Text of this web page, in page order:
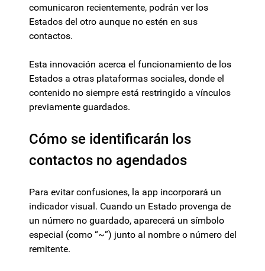
comunicaron recientemente, podrán ver los
Estados del otro aunque no estén en sus
contactos.
Esta innovación acerca el funcionamiento de los
Estados a otras plataformas sociales, donde el
contenido no siempre está restringido a vínculos
previamente guardados.
Cómo se identificarán los
contactos no agendados
Para evitar confusiones, la app incorporará un
indicador visual. Cuando un Estado provenga de
un número no guardado, aparecerá un símbolo
especial (como “~”) junto al nombre o número del
remitente.